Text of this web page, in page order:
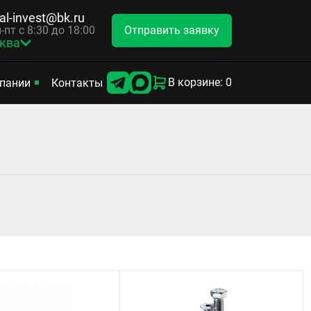
invest@bk.ru
пт с 8:30 до 18:00 Отправить заявку
Контакты В корзине: 0